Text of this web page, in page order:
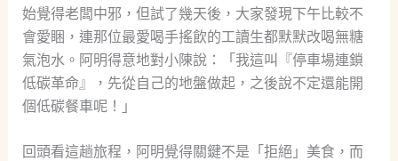
始覺得老闆中邪，但試了幾天後，大家發現下午比較不
會愛睏，連那位最愛喝手搖飲的工讀生都默默改喝無糖
氣泡水。阿明得意地對小陳說：「我這叫『停車場連鎖
低碳革命』，先從自己的地盤做起，之後說不定還能開
個低碳餐車呢！」
回頭看這趟旅程，阿明覺得關鍵不是「拒絕」美食，而